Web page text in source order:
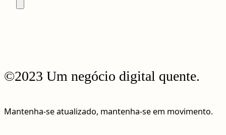
©2023 Um negócio digital quente.
Mantenha-se atualizado, mantenha-se em movimento.